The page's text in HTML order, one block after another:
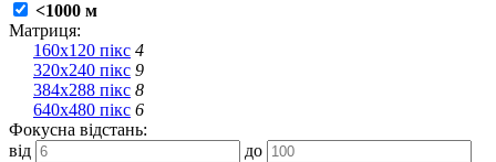
<1000 м
Матриця:
160x120 пікс 4
320x240 пікс 9
384x288 пікс 8
640x480 пікс 6
Фокусна відстань:
від
до